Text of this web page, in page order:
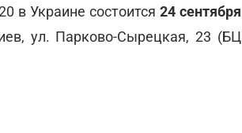
в Украине состоится24 сентября
ул. Парково-Сырецкая, 23 (БЦ